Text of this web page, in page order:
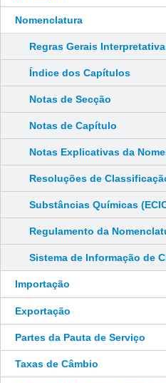
Nomenclatura
Regras Gerais
Índice dos Capítulos
Notas de Secção
Notas de Capítulo
Notas Explicativas da
Resoluções de
Substâncias Químicas
Regulamento da
Sistema de Informação de
Importação
Exportação
Partes da Pauta de Serviço
Taxas de Câmbio